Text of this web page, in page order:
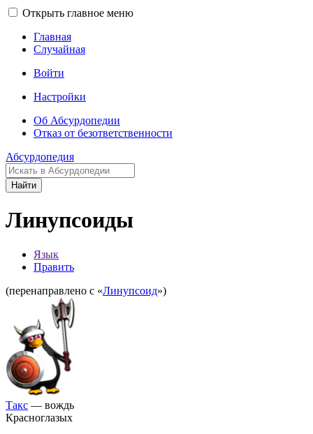
Открыть главное меню
Главная
Случайная
Войти
Настройки
Об Абсурдопедии
Отказ от безответственности
Абсурдопедия
Найти
Линупсоиды
Язык
Править
(перенаправлено с «Линупсоид»)
Такс — вождь
Красноглазых